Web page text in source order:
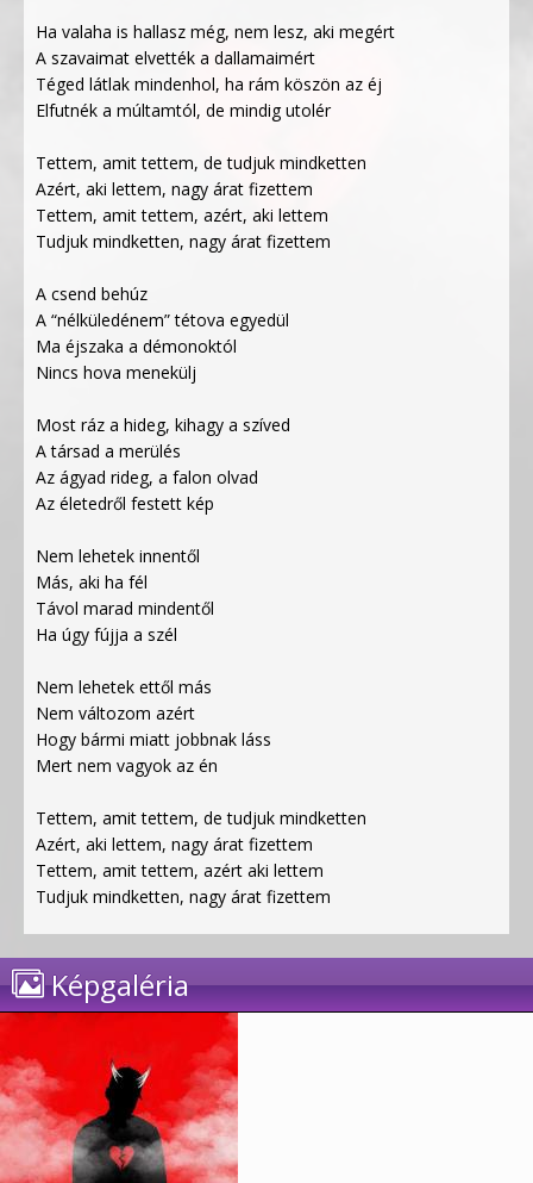
Ha valaha is hallasz még, nem lesz, aki megért
A szavaimat elvették a dallamaimért
Téged látlak mindenhol, ha rám köszön az éj
Elfutnék a múltamtól, de mindig utolér
Tettem, amit tettem, de tudjuk mindketten
Azért, aki lettem, nagy árat fizettem
Tettem, amit tettem, azért, aki lettem
Tudjuk mindketten, nagy árat fizettem
A csend behúz
A “nélküledénem” tétova egyedül
Ma éjszaka a démonoktól
Nincs hova menekülj
Most ráz a hideg, kihagy a szíved
A társad a merülés
Az ágyad rideg, a falon olvad
Az életedről festett kép
Nem lehetek innentől
Más, aki ha fél
Távol marad mindentől
Ha úgy fújja a szél
Nem lehetek ettől más
Nem változom azért
Hogy bármi miatt jobbnak láss
Mert nem vagyok az én
Tettem, amit tettem, de tudjuk mindketten
Azért, aki lettem, nagy árat fizettem
Tettem, amit tettem, azért aki lettem
Tudjuk mindketten, nagy árat fizettem
Képgaléria